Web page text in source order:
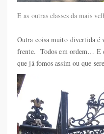
E as outras classes da mais
Outra coisa muito divertida é
frente. Todos em ordem… E
que já fomos assim ou que